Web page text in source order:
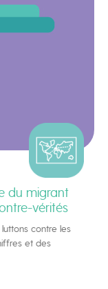
du migrant
vérités
contre les
et des